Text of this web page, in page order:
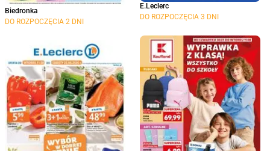
Biedronka
DO ROZPOCZĘCIA 2 DNI
E.Leclerc
DO ROZPOCZĘCIA 3 DNI